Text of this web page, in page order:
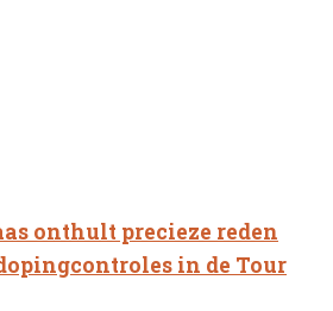
onthult precieze reden
in de Tour